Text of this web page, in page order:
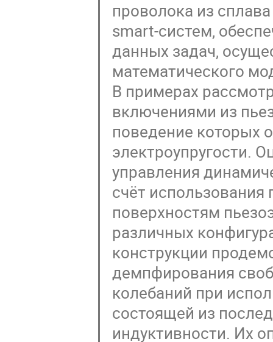
проволока из
smart-систем,
данных задач,
математического
В примерах
включениями из
поведение которых
электроупругости.
управления
счёт
поверхностям
различных
конструкции
демпфирования
колебаний при
состоящей из
индуктивности. Их